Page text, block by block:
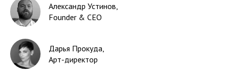
Александр Устинов
Founder & CEO
Дарья Прокуда
Арт-директор